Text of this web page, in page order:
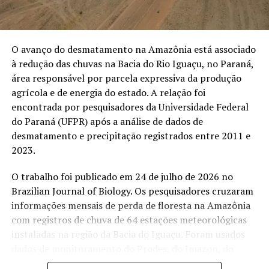
ilegal na Amazônia à CIDH e
alerta para contaminação
por mercúrio
Em "MEIO AMBIENTE"
RELATED TOPICS:
COMBUSTÍVEL APREENDIDO
FLORESTA ESTADUAL DO PARU
GARIMPO ILEGAL
IBAMA
LARANJAL DO JARI
OURO APREENDIDO
PARÁ
POLÍCIA FEDERAL
UP NEXT
Extrativistas na Resex Chico Mendes finalizam safra da
DON'T MISS
O avanço do desmatamento na Amazônia está associado
à redução das chuvas na Bacia do Rio Iguaçu, no Paraná,
área responsável por parcela expressiva da produção
agrícola e de energia do estado. A relação foi
encontrada por pesquisadores da Universidade Federal
do Paraná (UFPR) após a análise de dados de
desmatamento e precipitação registrados entre 2011 e
2023.
O trabalho foi publicado em 24 de julho de 2026 no
Brazilian Journal of Biology. Os pesquisadores cruzaram
informações mensais de perda de floresta na Amazônia
com registros de chuva de 64 estações meteorológicas
instaladas na região da Bacia do Iguaçu. Foram usados
Instituto Nacional de Meteorologia, da Copel e do